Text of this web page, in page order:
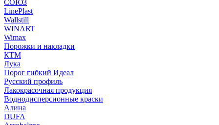
СОЮЗ
LinePlast
Wallstill
WINART
Wimax
Порожки и накладки
КТМ
Лука
Порог гибкий Идеал
Русский профиль
Лакокрасочная продукция
Воднодисперсионные краски
Алина
DUFA